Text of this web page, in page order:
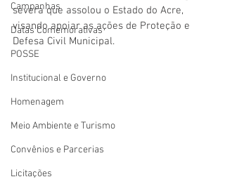
Campanhas
Datas Comemorativas
POSSE
Institucional e Governo
Homenagem
Meio Ambiente e Turismo
Convênios e Parcerias
Licitações
severa que assolou o Estado do Acre,
visando apoiar as ações de Proteção e
Defesa Civil Municipal.